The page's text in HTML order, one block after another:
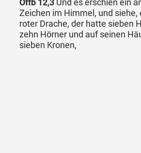
Offb 12,3 Und es erschien ein
Zeichen im Himmel, und siehe,
roter Drache, der hatte sieben
zehn Hörner und auf seinen
sieben Kronen,